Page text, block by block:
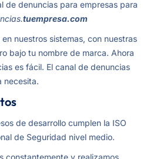
de denuncias para empresas para
tuempresa.com
nuestros sistemas, con nuestras
bajo tu nombre de marca. Ahora
es fácil. El canal de denuncias
necesita.
de desarrollo cumplen la ISO
de Seguridad nivel medio.
constantemente y realizamos